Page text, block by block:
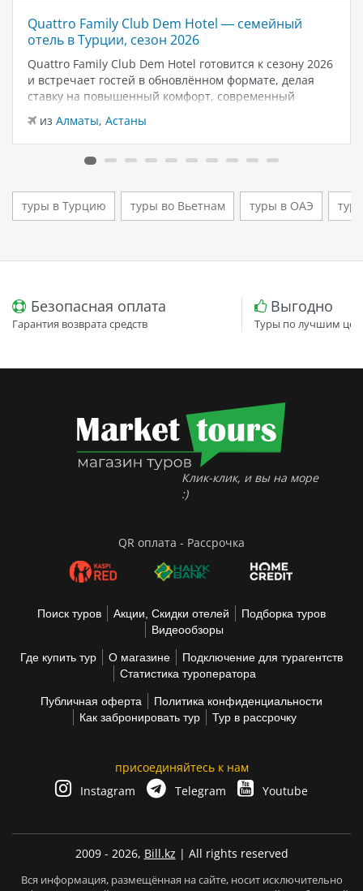
Quattro Family Club Dem Hotel — семейный
отель в Турции, сезон 2026
Quattro Family Club Dem Hotel готовится к сезону 2026
и встречает гостей в обновлённом формате, делая
ставку на повышенный комфорт, современный
дизайн и атмосферу спокойного семейного отдыха у
моря. Отель остаётся популярным выбором для тех,
кто ищет семейный отель в…
из Алматы, Астаны
туры в Турцию туры во Вьетнам туры в ОАЭ
Безопасная оплата
Гарантия возврата средств
Выгодно
Туры по лучшим
Клик-клик, и вы на море
:)
QR оплата - Рассрочка
Поиск туров Акции, Скидки отелей
Подборка туров
Видеообзоры
Где купить тур О магазине
Подключение для турагентств
Статистика туроператора
Публичная оферта
Политика конфиденциальности
Как забронировать тур
Тур в рассрочку
присоединяйтесь к нам
Instagram
Telegram Youtube
2009 - 2026, Bill.kz | All rights reserved
Вся информация, размещённая на сайте, носит исключительно